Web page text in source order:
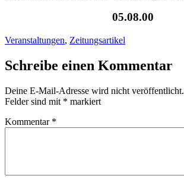
05.08.00
Veranstaltungen, Zeitungsartikel
Schreibe einen Kommentar
Deine E-Mail-Adresse wird nicht veröffentlicht.
Felder sind mit * markiert
Kommentar *